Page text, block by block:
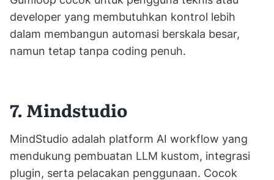
developer yang membutuhkan kontrol lebih
dalam membangun automasi berskala besar,
namun tetap tanpa coding penuh.
7. Mindstudio
MindStudio adalah platform AI workflow yang
mendukung pembuatan LLM kustom, integrasi
plugin, serta pelacakan penggunaan. Cocok